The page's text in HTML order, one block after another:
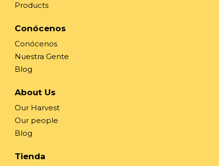
Products
Conócenos
Conócenos
Nuestra Gente
Blog
About Us
Our Harvest
Our people
Blog
Tienda